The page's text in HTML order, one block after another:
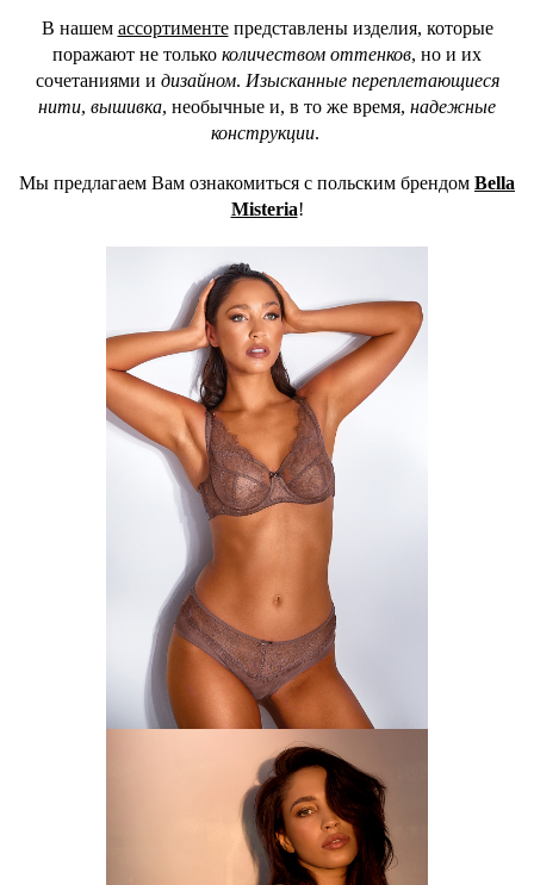
В нашем ассортиментепредставлены изделия, которые
поражают не только количеством оттенков, но и их
сочетаниями и дизайном. Изысканные переплетающиеся
нити, вышивка, необычные и, в то же время, надежные
конструкции.
Мы предлагаем Вам ознакомиться с польским брендом Bella
Misteria!